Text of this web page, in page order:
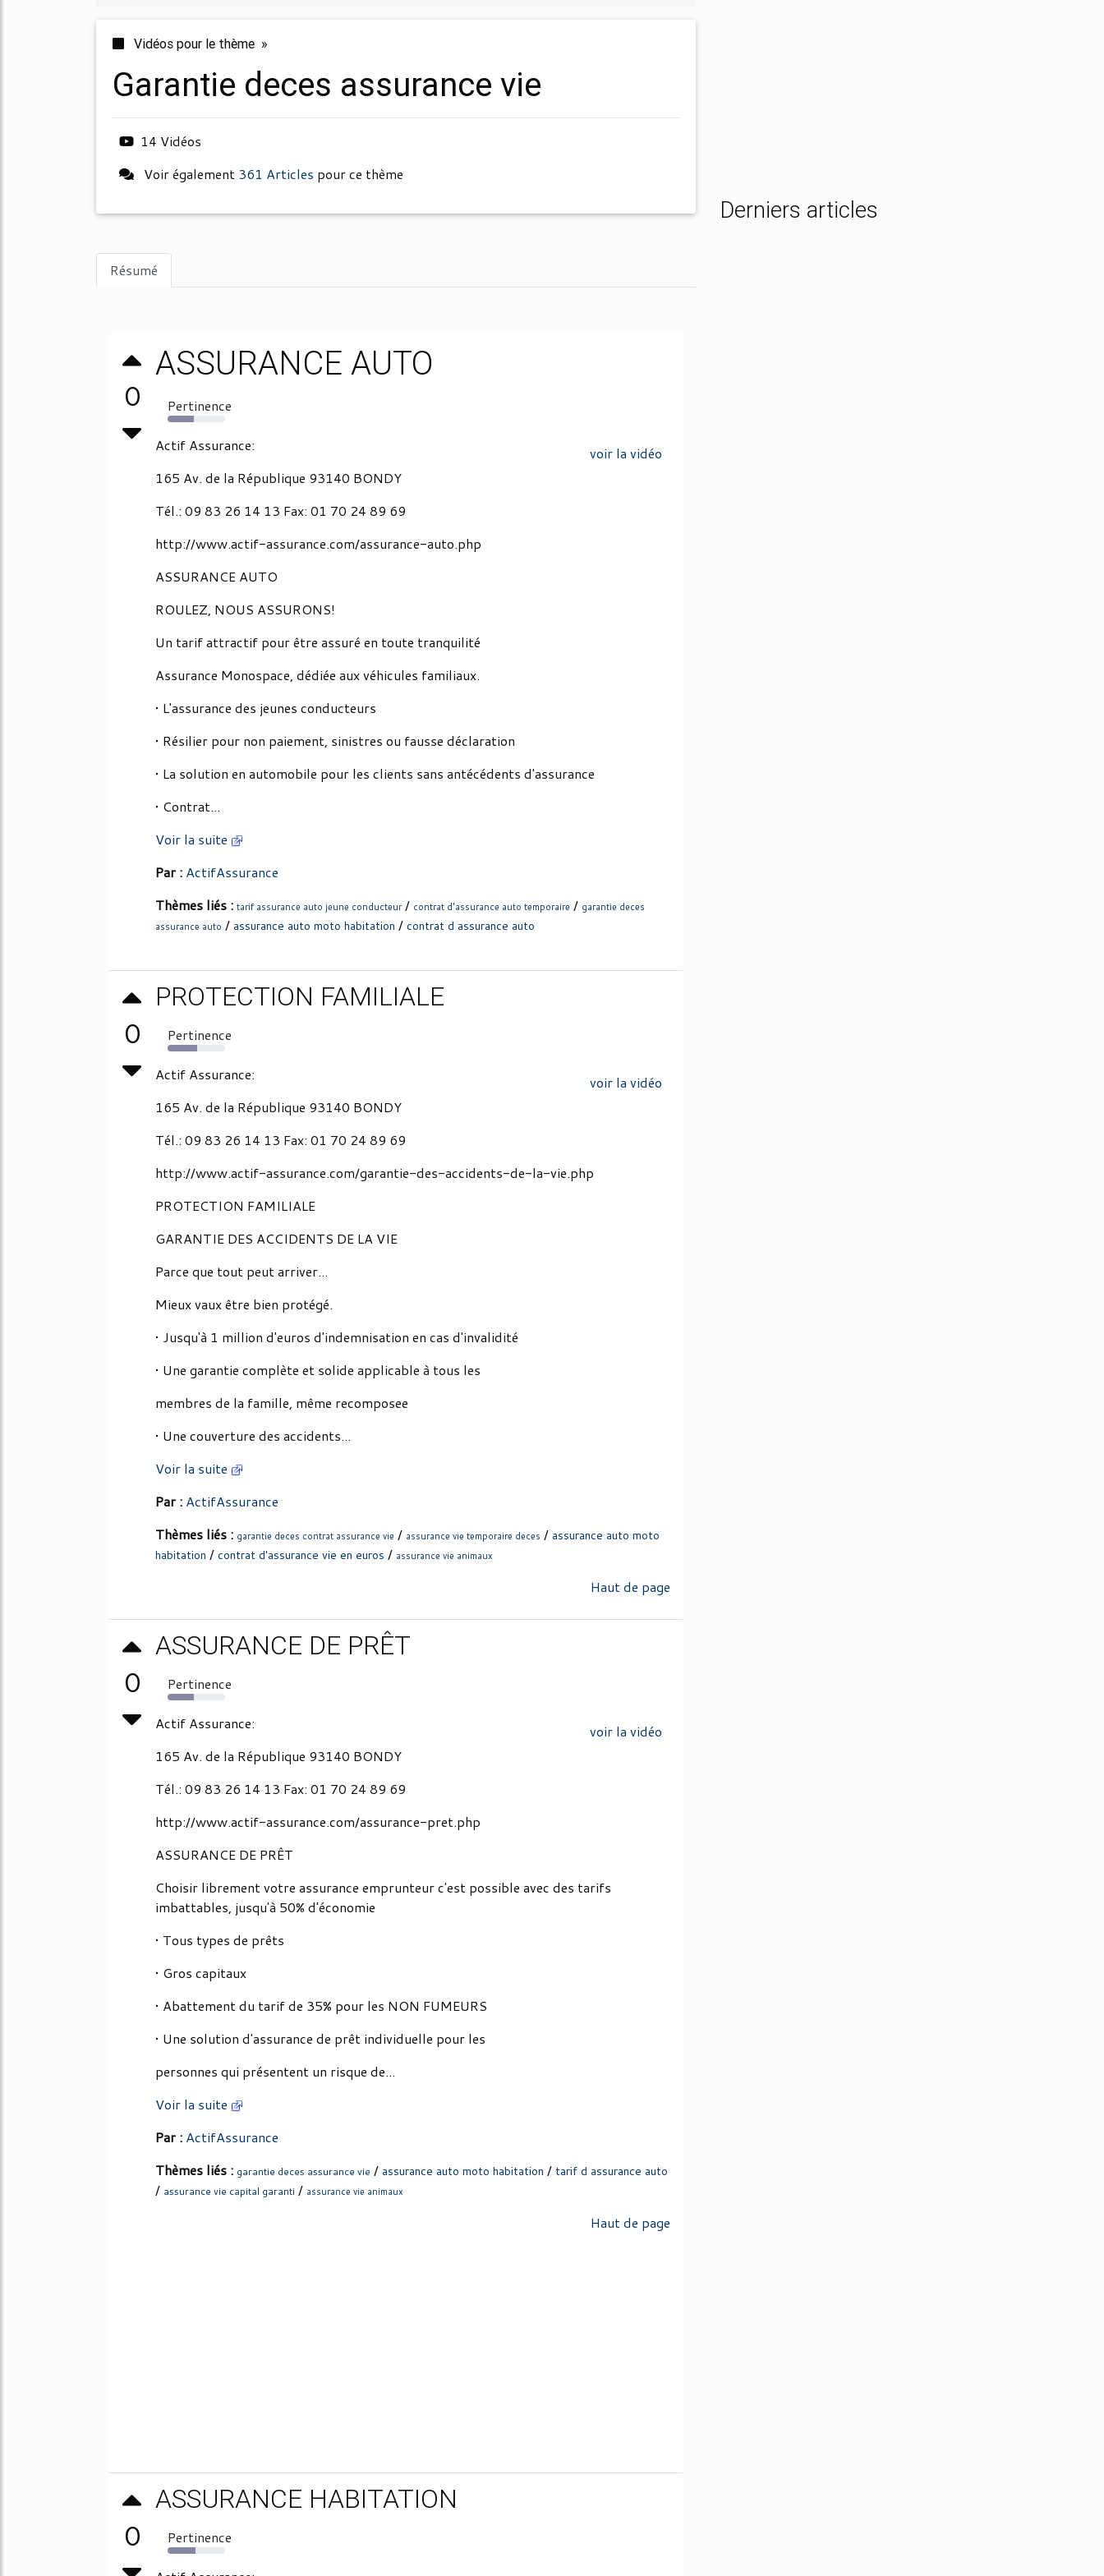
Vidéos pour le thème »
garantie deces assurance vie
14 Vidéos
Voir également 361 Articles pour ce thème
Résumé
0
ASSURANCE AUTO
Pertinence
45%
voir la vidéo
Actif Assurance:
165 Av. de la République 93140 BONDY
Tél.: 09 83 26 14 13 Fax: 01 70 24 89 69
http://www.actif-assurance.com/assurance-auto.php
ASSURANCE AUTO
ROULEZ, NOUS ASSURONS!
Un tarif attractif pour être assuré en toute tranquilité
Assurance Monospace, dédiée aux véhicules familiaux.
• L'assurance des jeunes conducteurs
• Résilier pour non paiement, sinistres ou fausse déclaration
• La solution en automobile pour les clients sans antécédents d'assurance
• Contrat...
Voir la suite
Par : ActifAssurance
Thèmes liés : tarif assurance auto jeune conducteur/ contrat d'assurance auto temporaire / garantie deces
assurance auto / assurance auto moto habitation / contrat d assurance auto
0
PROTECTION FAMILIALE
Pertinence
51%
voir la vidéo
Actif Assurance:
165 Av. de la République 93140 BONDY
Tél.: 09 83 26 14 13 Fax: 01 70 24 89 69
http://www.actif-assurance.com/garantie-des-accidents-de-la-vie.php
PROTECTION FAMILIALE
GARANTIE DES ACCIDENTS DE LA VIE
Parce que tout peut arriver...
Mieux vaux être bien protégé.
• Jusqu'à 1 million d'euros d'indemnisation en cas d'invalidité
• Une garantie complète et solide applicable à tous les
membres de la famille, même recomposee
• Une couverture des accidents...
Voir la suite
Par : ActifAssurance
Thèmes liés : garantie deces contrat assurance vie / assurance vie temporaire deces / assurance auto moto
habitation / contrat d'assurance vie en euros / assurance vie animaux
Haut de page
0
ASSURANCE DE PRÊT
Pertinence
46%
voir la vidéo
Actif Assurance:
165 Av. de la République 93140 BONDY
Tél.: 09 83 26 14 13 Fax: 01 70 24 89 69
http://www.actif-assurance.com/assurance-pret.php
ASSURANCE DE PRÊT
Choisir librement votre assurance emprunteur c'est possible avec des tarifs
imbattables, jusqu'à 50% d'économie
• Tous types de prêts
• Gros capitaux
• Abattement du tarif de 35% pour les NON FUMEURS
• Une solution d'assurance de prêt individuelle pour les
personnes qui présentent un risque de...
Voir la suite
Par : ActifAssurance
Thèmes liés : garantie deces assurance vie / assurance auto moto habitation / tarif d assurance auto
/ assurance vie capital garanti / assurance vie animaux
Haut de page
0
ASSURANCE HABITATION
Pertinence
48%
Derniers articles